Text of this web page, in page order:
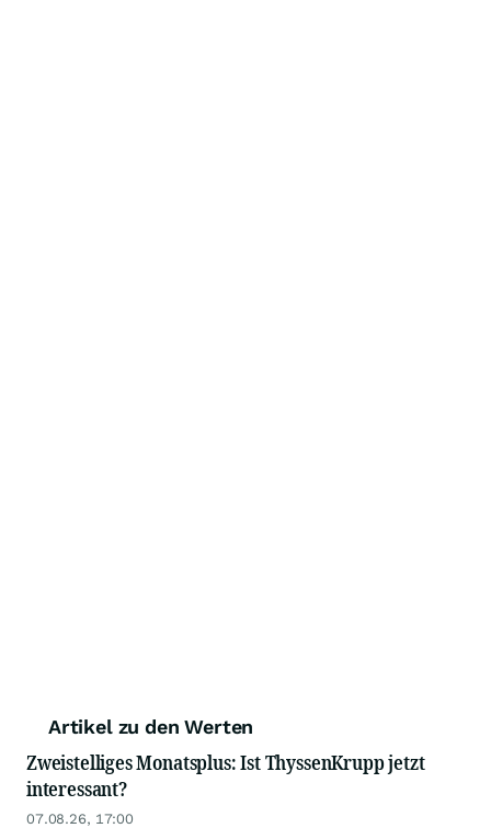
Artikel zu den Werten
Zweistelliges Monatsplus: Ist ThyssenKrupp jetzt
interessant?
07.08.26, 17:00